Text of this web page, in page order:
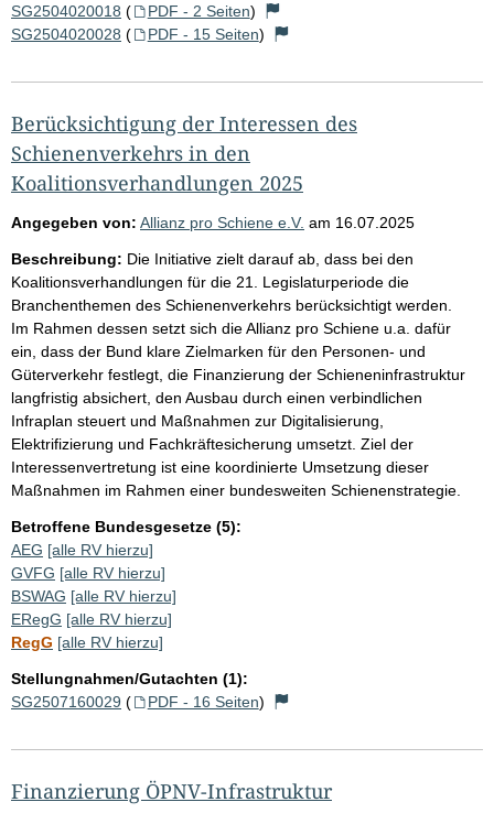
SG2504020018 ( PDF - 2 Seiten)
SG2504020028 ( PDF - 15 Seiten)
Berücksichtigung der Interessen des
Schienenverkehrs in den
Koalitionsverhandlungen 2025
Angegeben von: Allianz pro Schiene e.V. am 16.07.2025
Beschreibung: Die Initiative zielt darauf ab, dass bei den
Koalitionsverhandlungen für die 21. Legislaturperiode die
Branchenthemen des Schienenverkehrs berücksichtigt werden.
Im Rahmen dessen setzt sich die Allianz pro Schiene u.a. dafür
ein, dass der Bund klare Zielmarken für den Personen- und
Güterverkehr festlegt, die Finanzierung der Schieneninfrastruktur
langfristig absichert, den Ausbau durch einen verbindlichen
Infraplan steuert und Maßnahmen zur Digitalisierung,
Elektrifizierung und Fachkräftesicherung umsetzt. Ziel der
Interessenvertretung ist eine koordinierte Umsetzung dieser
Maßnahmen im Rahmen einer bundesweiten Schienenstrategie.
Betroffene Bundesgesetze (5):
AEG [alle RV hierzu]
GVFG [alle RV hierzu]
BSWAG [alle RV hierzu]
ERegG [alle RV hierzu]
RegG [alle RV hierzu]
Stellungnahmen/Gutachten (1):
SG2507160029 ( PDF - 16 Seiten)
Finanzierung ÖPNV-Infrastruktur